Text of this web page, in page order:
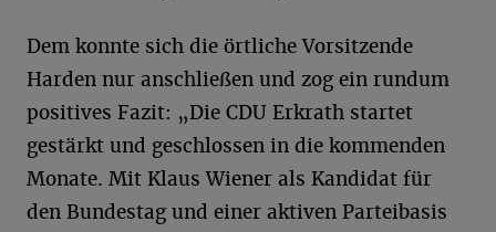
Dem konnte sich die örtliche Vorsitzende
Harden nur anschließen und zog ein rundum
positives Fazit: „Die CDU Erkrath startet
gestärkt und geschlossen in die kommenden
Monate. Mit Klaus Wiener als Kandidat für
den Bundestag und einer aktiven Parteibasis